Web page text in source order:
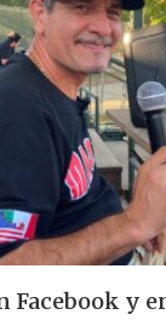
Facebook y